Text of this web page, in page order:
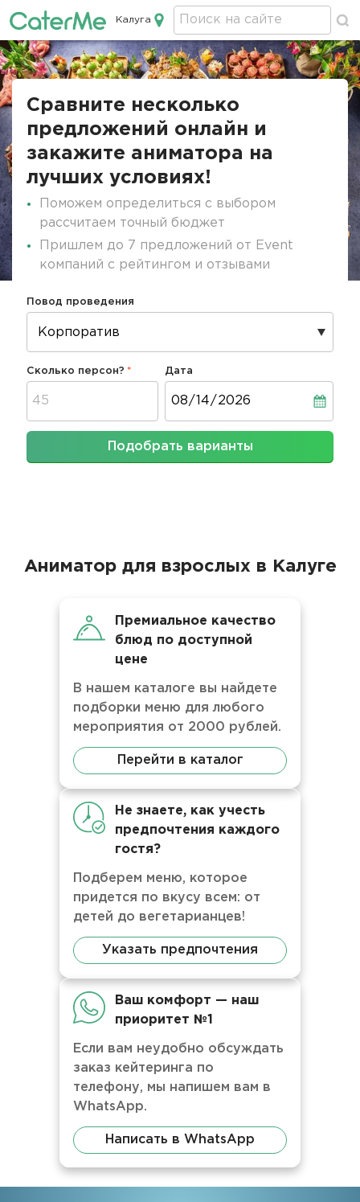
Кейтеринг в Калуге
Калуга
Строка
Сравните несколько
предложений онлайн и
закажите аниматора на
лучших условиях!
Поможем определиться с выбором
рассчитаем точный бюджет
Пришлем до 7 предложений от Event
компаний с рейтингом и отзывами
Повод проведения
Сколько персон? Дата
Подобрать варианты
Аниматор для взрослых в Калуге
Премиальное качество
блюд по доступной
цене
В нашем каталоге вы найдете
подборки меню для любого
мероприятия от 2000 рублей.
Перейти в каталог
Не знаете, как учесть
предпочтения каждого
гостя?
Подберем меню, которое
придется по вкусу всем: от
детей до вегетарианцев!
Указать предпочтения
Ваш комфорт — наш
приоритет №1
Если вам неудобно обсуждать
заказ кейтеринга по
телефону, мы напишем вам в
WhatsApp.
Написать в WhatsApp